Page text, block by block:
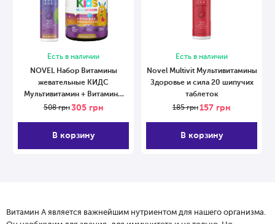
Есть в наличии
NOVEL Набор Витамины
жевательные КИДС
Мультивитамин + Витамины
шипучие Multivit Kids
508грн 305 грн
В корзину
Есть в наличии
Novel Multivit Мультивитамины
Здоровье и сила 20 шипучих
таблеток
185грн157 грн
В корзину
Витамин А является важнейшим нутриентом для нашего организма.